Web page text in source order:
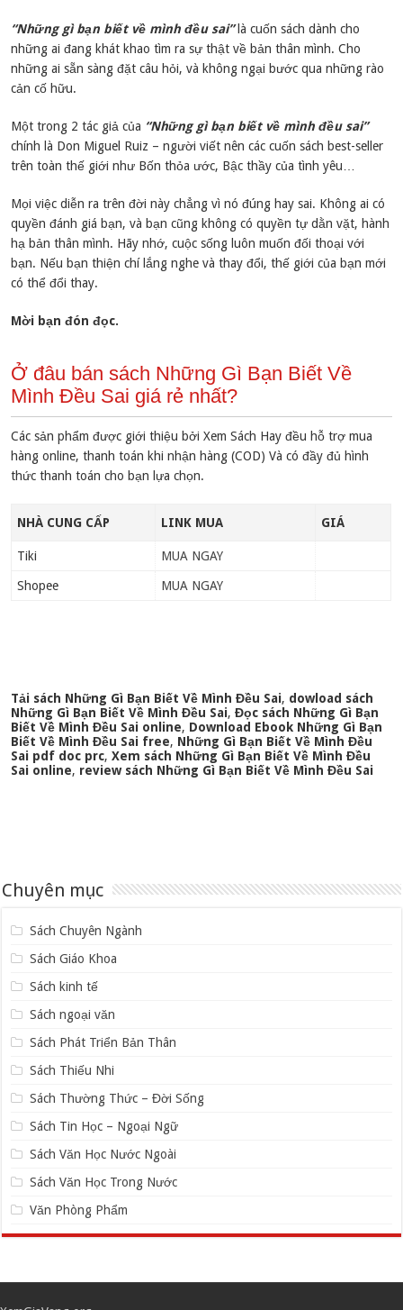
“Những gì bạn biết về mình đều sai”là cuốn sách dành cho
những ai đang khát khao tìm ra sự thật về bản thân mình. Cho
những ai sẵn sàng đặt câu hỏi, và không ngại bước qua những rào
cản cố hữu.
Một trong 2 tác giả của “Những gì bạn biết về mình đều sai”
chính là Don Miguel Ruiz – người viết nên các cuốn sách best-seller
trên toàn thế giới như Bốn thỏa ước, Bậc thầy của tình yêu…
Mọi việc diễn ra trên đời này chẳng vì nó đúng hay sai. Không ai có
quyền đánh giá bạn, và bạn cũng không có quyền tự dằn vặt, hành
hạ bản thân mình. Hãy nhớ, cuộc sống luôn muốn đối thoại với
bạn. Nếu bạn thiện chí lắng nghe và thay đổi, thế giới của bạn mới
có thể đổi thay.
Mời bạn đón đọc.
Ở đâu bán sách Những Gì Bạn Biết Về
Mình Đều Sai giá rẻ nhất?
Các sản phẩm được giới thiệu bởi Xem Sách Hay đều hỗ trợ mua
hàng online, thanh toán khi nhận hàng (COD) Và có đầy đủ hình
thức thanh toán cho bạn lựa chọn.
NHÀ CUNG CẤP LINK MUA GIÁ
Tiki MUA NGAY
Shopee MUA NGAY
Tải sách Những Gì Bạn Biết Về Mình Đều Sai, dowload sách
Những Gì Bạn Biết Về Mình Đều Sai,Đọc sách Những Gì Bạn
Biết Về Mình Đều Sai online, Download Ebook Những Gì Bạn
Biết Về Mình Đều Sai free, Những Gì Bạn Biết Về Mình Đều
Sai pdf doc prc,Xem sách Những Gì Bạn Biết Về Mình Đều
Sai online, review sách Những Gì Bạn Biết Về Mình Đều Sai
Chuyên mục
Sách Chuyên Ngành
Sách Giáo Khoa
Sách kinh tế
Sách ngoại văn
Sách Phát Triển Bản Thân
Sách Thiếu Nhi
Sách Thường Thức – Đời Sống
Sách Tin Học – Ngoại Ngữ
Sách Văn Học Nước Ngoài
Sách Văn Học Trong Nước
Văn Phòng Phẩm